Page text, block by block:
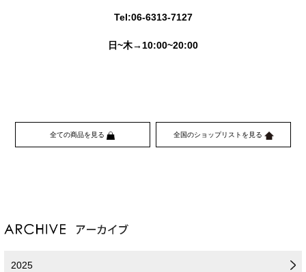
Tel:06-6313-7127
日~木→10:00~20:00
全ての商品を見る 全国のショップリストを見る
2025